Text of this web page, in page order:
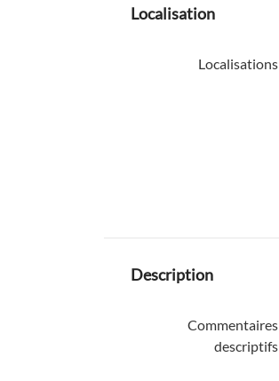
Localisation
Localisations
Description
Commentaires
descriptifs